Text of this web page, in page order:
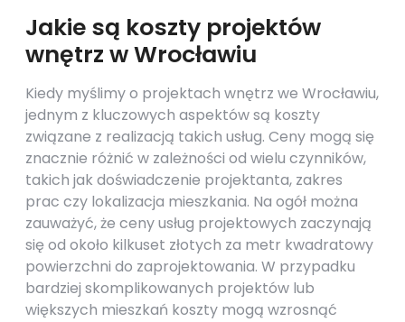
Jakie są koszty projektów
wnętrz w Wrocławiu
Kiedy myślimy o projektach wnętrz we Wrocławiu,
jednym z kluczowych aspektów są koszty
związane z realizacją takich usług. Ceny mogą się
znacznie różnić w zależności od wielu czynników,
takich jak doświadczenie projektanta, zakres
prac czy lokalizacja mieszkania. Na ogół można
zauważyć, że ceny usług projektowych zaczynają
się od około kilkuset złotych za metr kwadratowy
powierzchni do zaprojektowania. W przypadku
bardziej skomplikowanych projektów lub
większych mieszkań koszty mogą wzrosnąć